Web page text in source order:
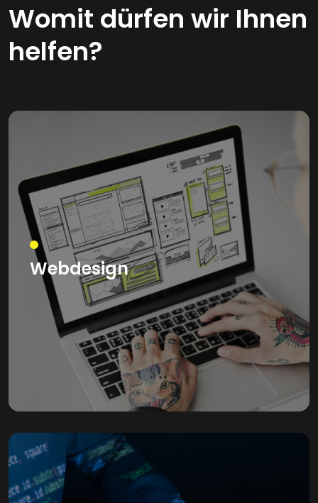
Womit dürfen wir Ihnen
helfen?
Webdesign